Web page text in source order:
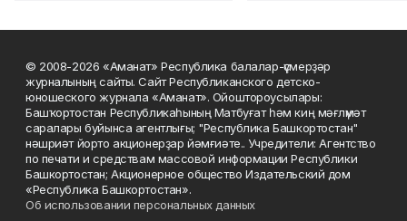
© 2008-2026 «Аманат» Республика балалар-үҫмерҙәр
журналының сайты. Сайт Республиканского детско-
юношеского журнала «Аманат». Ойоштороусылары:
Башҡортостан Республикаһының Матбуғат һәм киң мәғлүмәт
саралары буйынса агентлығы; "Республика Башкортостан"
нәшриәт йорто акционерҙар йәмғиәте.. Учредители: Агентство
по печати и средствам массовой информации Республики
Башкортостан; Акционерное общество Издательский дом
«Республика Башкортостан».
Об использовании персональных данных